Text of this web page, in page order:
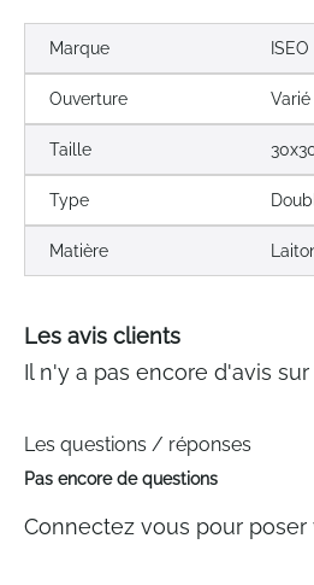
Marque ISEO
Ouverture Varié
Taille
Type
Matière
Les avis clients
Il n'y a pas encore d'avis
Les questions / réponses
Pas encore de questions
Connectez vous pour